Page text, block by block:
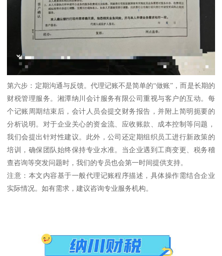
第六步：定期沟通与反馈。代理记账不是简单的“做账”，而是长期的
财税管理服务。湘潭纳川会计服务有限公司重视与客户的互动。每
个记账周期结束后，会计人员会提交财务报告，并附上简明扼要的
分析说明。对于企业关心的资金流、应收账款、成本控制等问题，
我们会提出针对性建议。此外，公司还定期组织员工进行新政策的
培训，确保团队始终保持专业水准。当企业遇到工商变更、税务稽
查咨询等突发问题时，我们的专员也会第一时间提供支持。
注意：本文内容基于一般代理记账程序描述，具体操作需结合企业
实际情况。如有需求，建议咨询专业服务机构。